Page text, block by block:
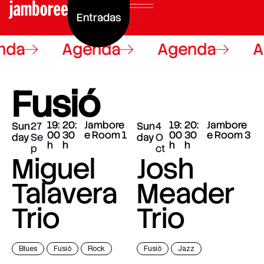
Entradas
Agenda Agenda
Fusió
Sun
day
27
Se
p
19:
00
h
20:
30
h
Jambore
e Room 1
Miguel
Talavera
Trio
Blues Fusió Rock
Sun
day
4
O
ct
19:
00
h
20:
30
h
Jambore
e Room 3
Josh
Meader
Trio
Fusió Jazz